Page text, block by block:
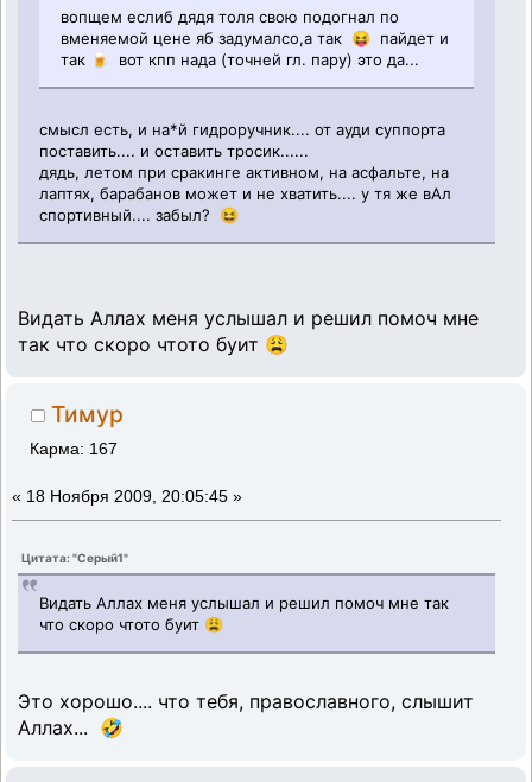
вопщем еслиб дядя толя свою подогнал по
вменяемой цене яб задумалсо,а так 😝 пайдет и
так 🍺 вот кпп нада (точней гл. пару) это да...
смысл есть, и на*й гидроручник.... от ауди суппорта
поставить.... и оставить тросик......
дядь, летом при сракинге активном, на асфальте, на
лаптях, барабанов может и не хватить.... у тя же вАл
спортивный.... забыл? 😆
Видать Аллах меня услышал и решил помоч мне
так что скоро чтото буит 😩
Тимур
Карма: 167
« 18 Ноября 2009, 20:05:45 »
Цитата: "Серый1"
Видать Аллах меня услышал и решил помоч мне так
что скоро чтото буит 😩
Это хорошо.... что тебя, православного, слышит
Аллах... 🤣